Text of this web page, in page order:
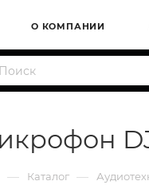
О КОМПАНИИ
— Каталог —